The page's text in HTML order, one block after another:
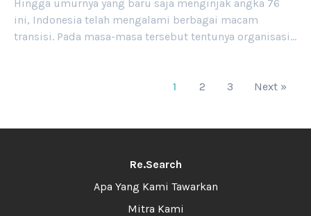
Hingga umurnya yang baru saja menginjak angka 76
ini, Indonesia telah mengalami berbagai macam
transisi. Pada masa-masa tersebut tentunya organisasi…
1 2 3 Next »
Re.Search
Apa Yang Kami Tawarkan
Mitra Kami